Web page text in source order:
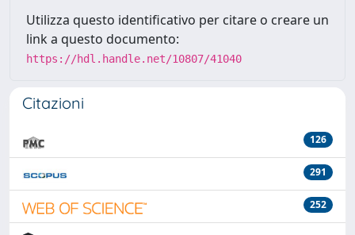
Utilizza questo identificativo per citare o creare un
link a questo documento:
https://hdl.handle.net/10807/41040
Citazioni
126
291
252